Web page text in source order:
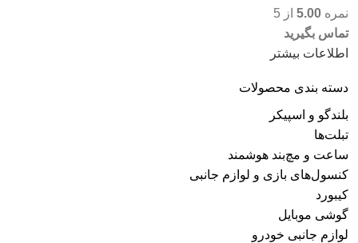
دسته‌ بندی محصولات
بلندگو و اسپیکر
تبلت‌ها
ساعت و مچ‌بند هوشمند
کنسول‌های بازی و لوازم جانبی
کیبورد
گوشی موبایل
لوازم جانبی خودرو
نمره 5.00 از 5
تماس بگیرید
اطلاعات بیشتر